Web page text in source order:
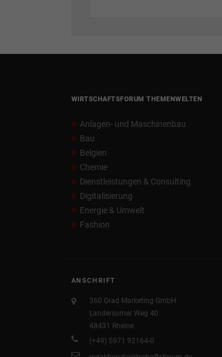
WIRTSCHAFTSFORUM THEMENWELTEN
Anlagen- und Maschinenbau
Bau
Belgien
Chemie
Dienstleistungen & Consulting
Digitalisierung
Energie & Umwelt
Fashion
ANSCHRIFT
360 Grad Marketing GmbH
Landersumer Weg 40
48431 Rheine
(+49) 5971 92164-0